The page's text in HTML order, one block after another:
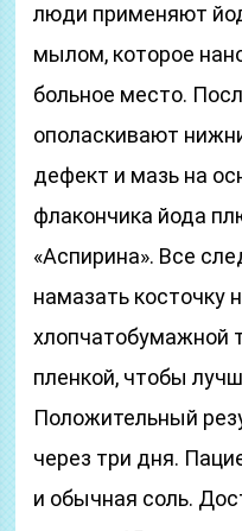
люди применяют
мылом, которое
больное место.
ополаскивают
дефект и мазь на
флакончика йода
«Аспирина». Все
намазать косточку
хлопчатобумажной
пленкой, чтобы
Положительный
через три дня.
и обычная соль.